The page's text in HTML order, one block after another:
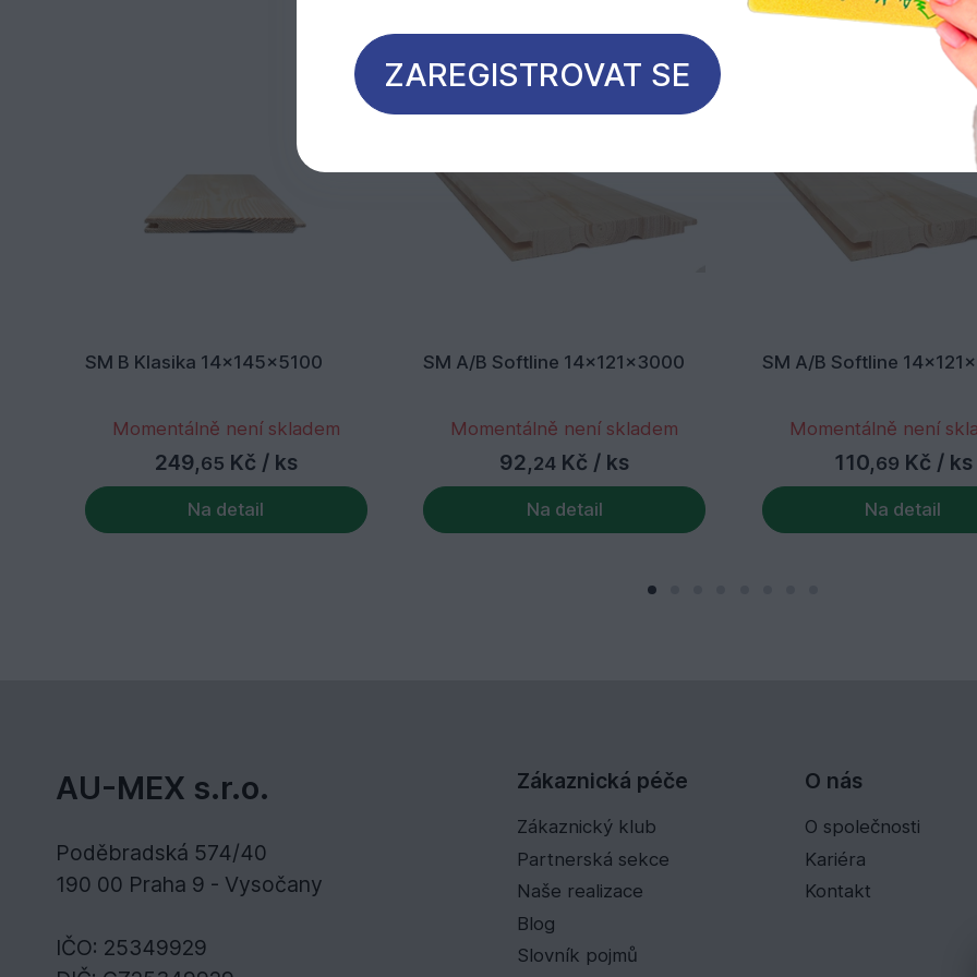
SM B Klasika 14x145x5100
Momentálně není skladem
249,65 Kč / ks
Na detail
SM A/B Softline 14x121x3000
Momentálně není skladem
92,24 Kč / ks
Na detail
SM A/B Softline
Momentálně není
110,69 Kč / ks
Na detail
AU-MEX s.r.o.
Poděbradská 574/40
190 00 Praha 9 - Vysočany
IČO: 25349929
Zákaznická péče
Zákaznický klub
Partnerská sekce
Naše realizace
Blog
Slovník pojmů
O nás
O společnosti
Kariéra
Kontakt
ZAREGISTROVAT SE